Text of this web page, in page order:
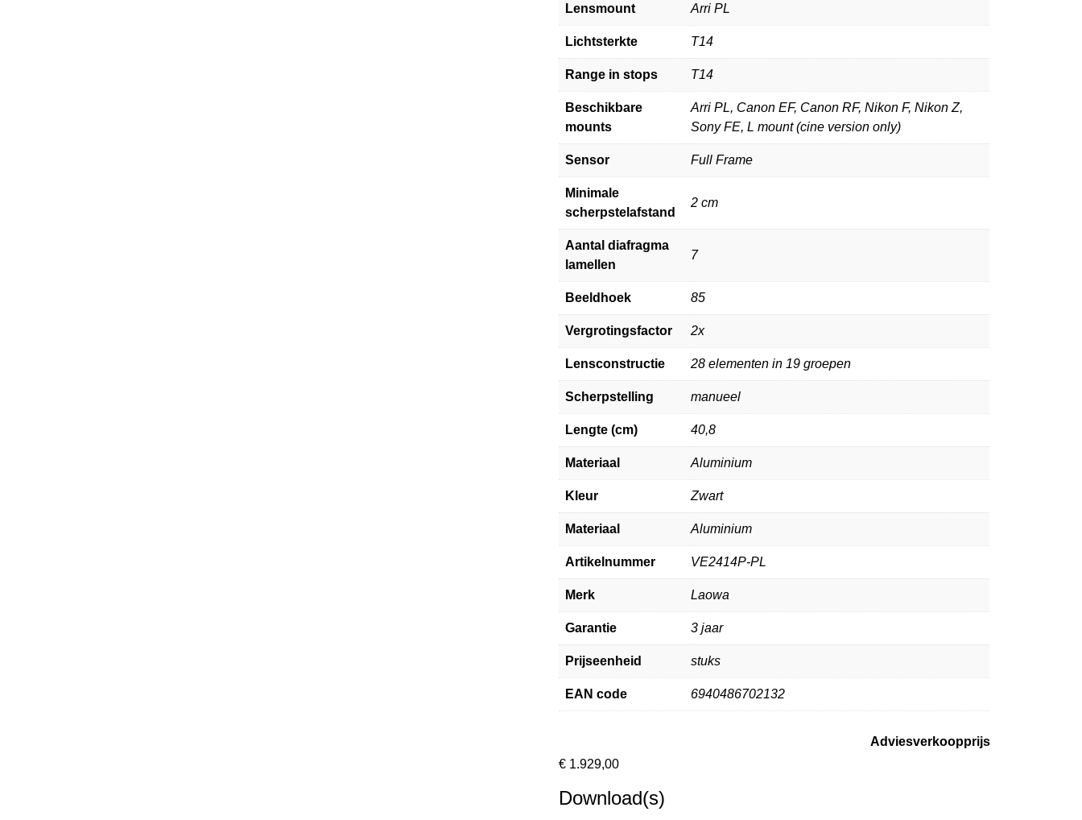
Lensmount Arri PL
Lichtsterkte T14
Range in stops T14
Beschikbare
mounts
Arri PL, Canon EF, Canon RF, Nikon F, Nikon Z,
Sony FE, L mount (cine version only)
Sensor Full Frame
Minimale
scherpstelafstand
2 cm
Aantal diafragma
lamellen
7
Beeldhoek 85
Vergrotingsfactor 2x
Lensconstructie 28 elementen in 19 groepen
Scherpstelling manueel
Lengte (cm) 40,8
Materiaal Aluminium
Kleur Zwart
Materiaal Aluminium
Artikelnummer VE2414P-PL
Merk Laowa
Garantie 3 jaar
Prijseenheid stuks
EAN code 6940486702132
Adviesverkoopprijs
€ 1.929,00
Download(s)